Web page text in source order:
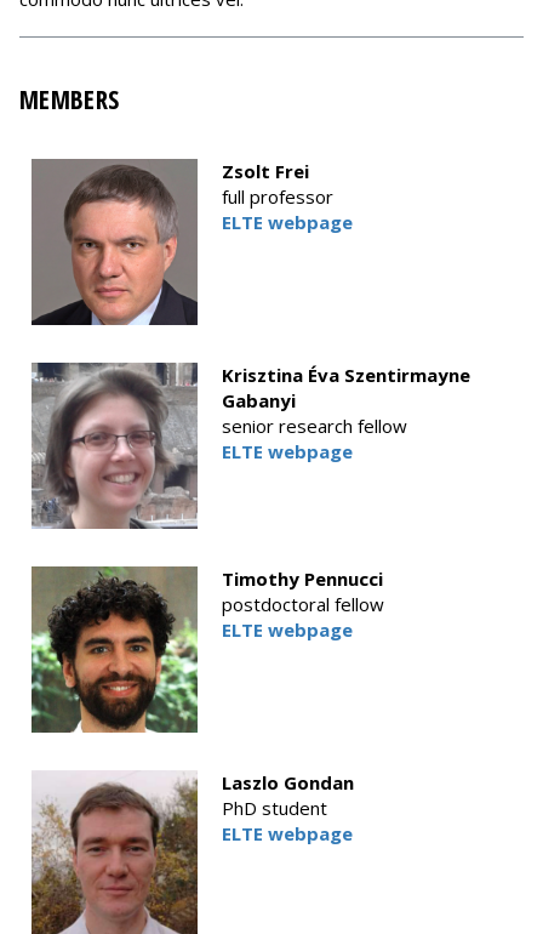
MEMBERS
Zsolt Frei
full professor
ELTE webpage
Krisztina Éva Szentirmayne
Gabanyi
senior research fellow
ELTE webpage
Timothy Pennucci
postdoctoral fellow
ELTE webpage
Laszlo Gondan
PhD student
ELTE webpage